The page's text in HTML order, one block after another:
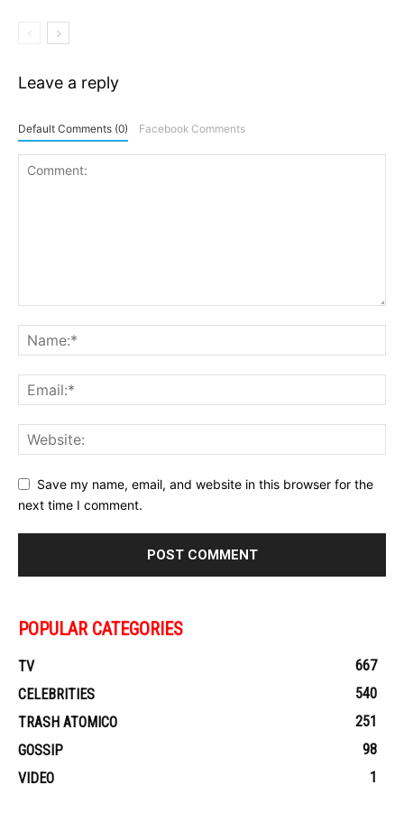
Leave a reply
Default Comments (0) Facebook Comments
Save my name, email, and website in this browser for the
next time I comment.
POPULAR CATEGORIES
TV
667
CELEBRITIES
540
TRASH ATOMICO
251
GOSSIP
98
VIDEO
1